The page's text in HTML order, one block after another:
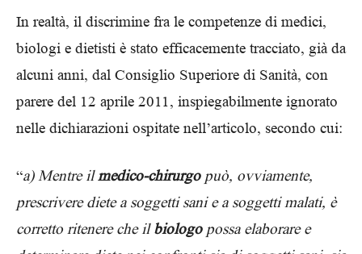
In realtà, il discrimine fra le competenze di medici,
biologi e dietisti è stato efficacemente tracciato, già da
alcuni anni, dal Consiglio Superiore di Sanità, con
parere del 12 aprile 2011, inspiegabilmente ignorato
nelle dichiarazioni ospitate nell’articolo, secondo cui:
“a) Mentre ilmedico-chirurgo può, ovviamente,
prescrivere diete a soggetti sani e a soggetti malati, è
corretto ritenere che ilbiologo possa elaborare e